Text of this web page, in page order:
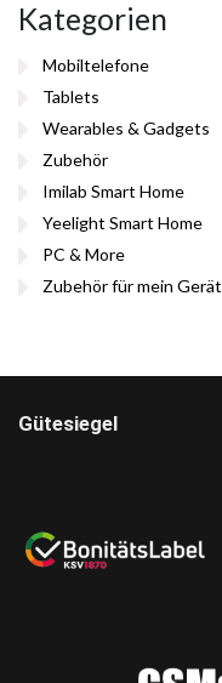
Kategorien
Mobiltelefone
Tablets
Wearables & Gadgets
Zubehör
Imilab Smart Home
Yeelight Smart Home
PC & More
Zubehör für mein Gerät
Gütesiegel